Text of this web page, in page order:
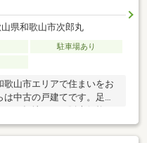
県和歌山市次郎丸
駐車場あり
山市エリアで住まいをお
中古の戸建てです。足の